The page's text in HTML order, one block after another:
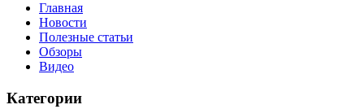
Главная
Новости
Полезные статьи
Обзоры
Видео
Категории